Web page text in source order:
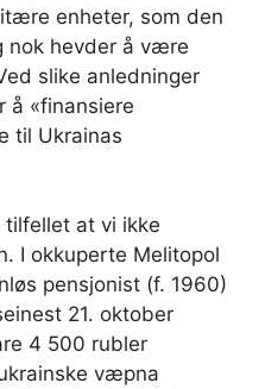
enheter, som den
nok hevder å være
slike anledninger
å «finansiere
til Ukrainas
at vi ikke
I okkuperte Melitopol
pensjonist (f. 1960)
21. oktober
4 500 rubler
væpna